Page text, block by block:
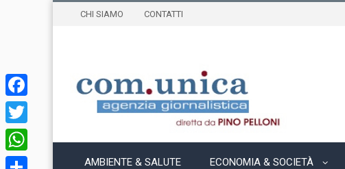
CHI SIAMO CONTATTI
AMBIENTE & SALUTE ECONOMIA & SOCIETÀ
Facebook
Twitter
WhatsApp